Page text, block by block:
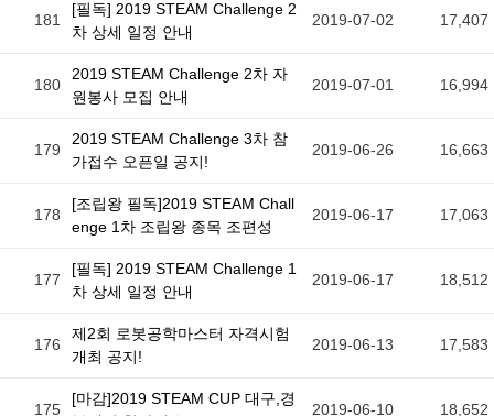
181
[필독] 2019 STEAM Challenge 2
차 상세 일정 안내
2019-07-02 17,407
180
2019 STEAM Challenge 2차 자
원봉사 모집 안내
2019-07-01 16,994
179
2019 STEAM Challenge 3차 참
가접수 오픈일 공지!
2019-06-26 16,663
178
[조립왕 필독]2019 STEAM Chall
enge 1차 조립왕 종목 조편성
2019-06-17 17,063
177
[필독] 2019 STEAM Challenge 1
차 상세 일정 안내
2019-06-17 18,512
176
제2회 로봇공학마스터 자격시험
개최 공지!
2019-06-13 17,583
175
[마감]2019 STEAM CUP 대구,경
2019-06-10 18,652